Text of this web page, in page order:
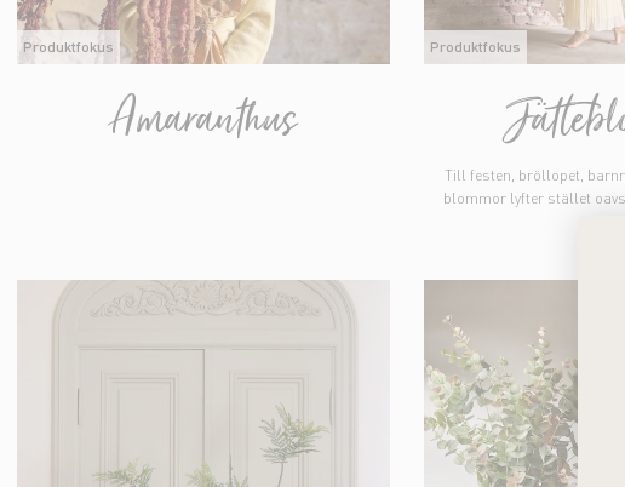
Produktfokus
Amaranthus
Produktfokus
Till festen, bröllopet,
blommor lyfter stället